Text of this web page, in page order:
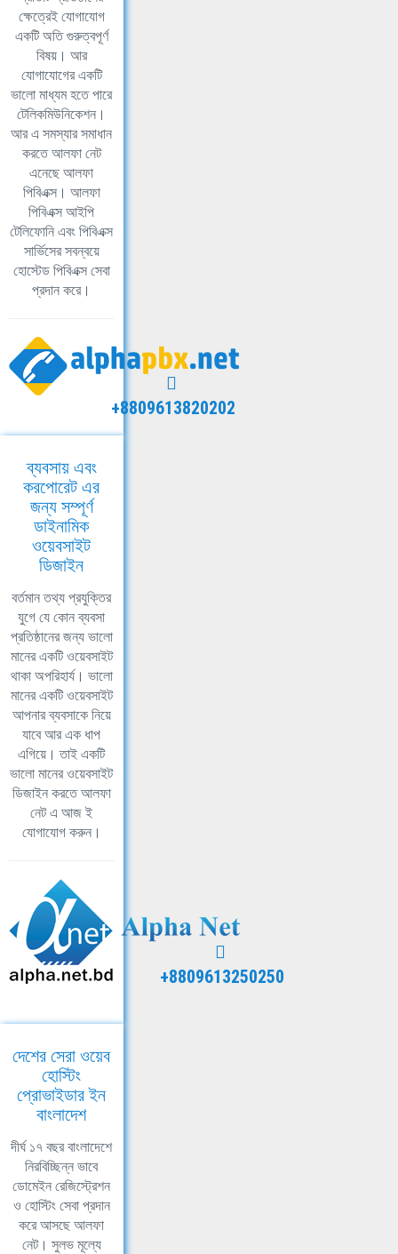
ক্ষেত্রেই যোগাযোগ
একটি অতি গুরুত্বপূর্ণ
বিষয়। আর
যোগাযোগের একটি
ভালো মাধ্যম হতে পারে
টেলিকমিউনিকেশন।
আর এ সমস্যার সমাধান
করতে আলফা নেট
এনেছে আলফা
পিবিএক্স। আলফা
পিবিএক্স আইপি
টেলিফোনি এবং পিবিএক্স
সার্ভিসের সবন্বয়ে
হোস্টেড পিবিএক্স সেবা
প্রদান করে।
+8809613820202
ব্যবসায় এবং
করপোরেট এর
জন্য সম্পূর্ণ
ডাইনামিক
ওয়েবসাইট
ডিজাইন
বর্তমান তথ্য প্রযুক্তির
যুগে যে কোন ব্যবসা
প্রতিষ্ঠানের জন্য ভালো
মানের একটি ওয়েবসাইট
থাকা অপরিহার্য। ভালো
মানের একটি ওয়েবসাইট
আপনার ব্যবসাকে নিয়ে
যাবে আর এক ধাপ
এগিয়ে। তাই একটি
ভালো মানের ওয়েবসাইট
ডিজাইন করতে আলফা
নেট এ আজ ই
যোগাযোগ করুন।
+8809613250250
দেশের সেরা ওয়েব
হোস্টিং
প্রোভাইডার ইন
বাংলাদেশ
দীর্ঘ ১৭ বছর বাংলাদেশে
নিরবিচ্ছিন্ন ভাবে
ডোমেইন রেজিস্ট্রেশন
ও হোস্টিং সেবা প্রদান
করে আসছে আলফা
নেট। সুলভ মূল্যে